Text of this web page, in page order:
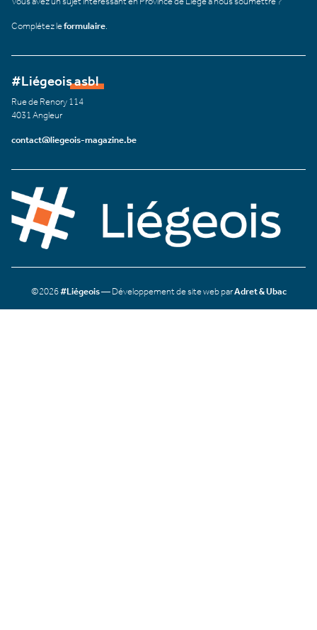
Complétez leformulaire
#Liégeois asbl
Rue de Renory 114
4031 Angleur
contact@liegeois-magazine.be
©2026#Liégeois— Développement de site web parAdret & Ubac